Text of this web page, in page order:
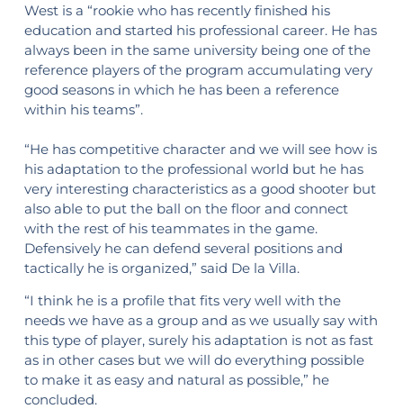
West is a “rookie who has recently finished his
education and started his professional career. He has
always been in the same university being one of the
reference players of the program accumulating very
good seasons in which he has been a reference
within his teams”.
“He has competitive character and we will see how is
his adaptation to the professional world but he has
very interesting characteristics as a good shooter but
also able to put the ball on the floor and connect
with the rest of his teammates in the game.
Defensively he can defend several positions and
tactically he is organized,” said De la Villa.
“I think he is a profile that fits very well with the
needs we have as a group and as we usually say with
this type of player, surely his adaptation is not as fast
as in other cases but we will do everything possible
to make it as easy and natural as possible,” he
concluded.